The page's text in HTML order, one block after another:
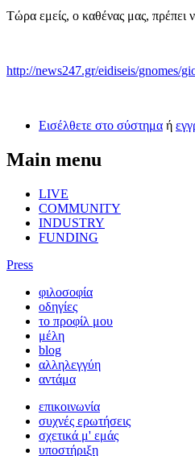
Τώρα εμείς, ο καθένας μας, πρέπει
http://news247.gr/eidiseis/gnomes/
Εισέλθετε στο σύστημα ή
Main menu
LIVE
COMMUNITY
INDUSTRY
FUNDING
Press
φιλοσοφία
οδηγίες
το προφίλ μου
μέλη
blog
αλληλεγγύη
αντάμα
επικοινωνία
συχνές ερωτήσεις
σχετικά μ' εμάς
υποστήριξη